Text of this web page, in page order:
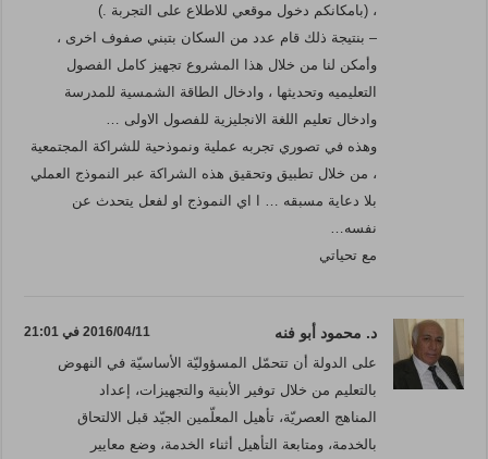
، (بامكانكم دخول موقعي للاطلاع على التجربة .)
– بنتيجة ذلك قام عدد من السكان بتبني صفوف اخرى ،
وأمكن لنا من خلال هذا المشروع تجهيز كامل الفصول
التعليميه وتحديثها ، وادخال الطاقة الشمسية للمدرسة
وادخال تعليم اللغة الانجليزية للفصول الاولى …
وهذه في تصوري تجربه عملية ونموذحية للشراكة المجتمعية
، من خلال تطبيق وتحقيق هذه الشراكة عبر النموذج العملي
بلا دعاية مسبقه … ا اي النموذج او لفعل يتحدث عن
نفسه…
مع تحياتي
د. محمود أبو فنه 2016/04/11 في 21:01
على الدولة أن تتحمّل المسؤوليّة الأساسيّة في النهوض
بالتعليم من خلال توفير الأبنية والتجهيزات، إعداد
المناهج العصريّة، تأهيل المعلّمين الجيّد قبل الالتحاق
بالخدمة، ومتابعة التأهيل أثناء الخدمة، وضع معايير